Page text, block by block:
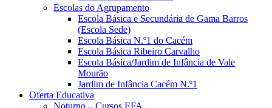
Escolas do Agrupamento
Escola Básica e Secundária de Gama Barros
(Escola Sede)
Escola Básica N.º1 do Cacém
Escola Básica Ribeiro Carvalho
Escola Básica/Jardim de Infância de Vale
Mourão
Jardim de Infância Cacém N.º1
Oferta Educativa
Noturno – Cursos EFA